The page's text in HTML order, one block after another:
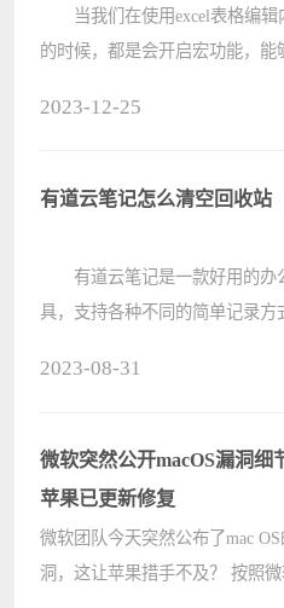
当我们在使用excel表格编辑
的时候，都是会开启宏功能，能
件教程就来和大伙分享详细的设
2023-12-25
有道云笔记怎么清空回收站
有道云笔记是一款好用的办
具，支持各种不同的简单记录方
就给大家详细介绍一下有道云笔
空回????
2023-08-31
微软突然公开macOS漏洞细
苹果已更新修复
微软团队今天突然公布了mac
洞，这让苹果措手不及？ 按照